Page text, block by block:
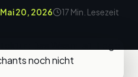
Mai 20, 2026
17 Min. Lesezeit